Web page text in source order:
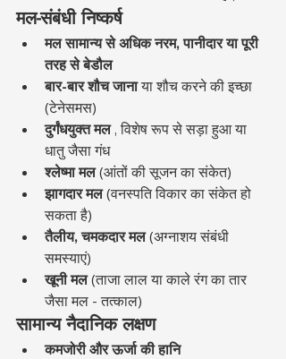
मल-संबंधी निष्कर्ष
मल सामान्य से अधिक नरम, पानीदार या पूरी
तरह से बेडौल
बार-बार शौच जाना या शौच करने की इच्छा
(टेनेसमस)
दुर्गंधयुक्त मल , विशेष रूप से सड़ा हुआ या
धातु जैसा गंध
श्लेष्मा मल (आंतों की सूजन का संकेत)
झागदार मल (वनस्पति विकार का संकेत हो
सकता है)
तैलीय, चमकदार मल (अग्नाशय संबंधी
समस्याएं)
खूनी मल (ताजा लाल या काले रंग का तार
जैसा मल - तत्काल)
सामान्य नैदानिक लक्षण
कमजोरी और ऊर्जा की हानि